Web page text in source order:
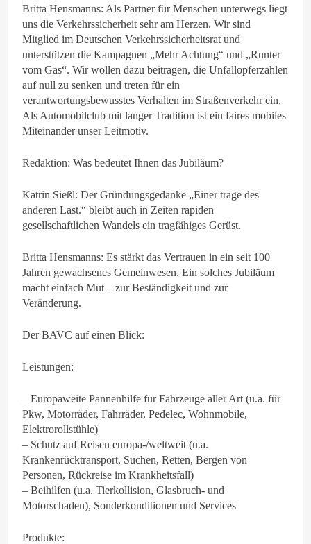
Britta Hensmanns: Als Partner für Menschen unterwegs liegt
uns die Verkehrssicherheit sehr am Herzen. Wir sind
Mitglied im Deutschen Verkehrssicherheitsrat und
unterstützen die Kampagnen „Mehr Achtung“ und „Runter
vom Gas“. Wir wollen dazu beitragen, die Unfallopferzahlen
auf null zu senken und treten für ein
verantwortungsbewusstes Verhalten im Straßenverkehr ein.
Als Automobilclub mit langer Tradition ist ein faires mobiles
Miteinander unser Leitmotiv.
Redaktion: Was bedeutet Ihnen das Jubiläum?
Katrin Sießl: Der Gründungsgedanke „Einer trage des
anderen Last.“ bleibt auch in Zeiten rapiden
gesellschaftlichen Wandels ein tragfähiges Gerüst.
Britta Hensmanns: Es stärkt das Vertrauen in ein seit 100
Jahren gewachsenes Gemeinwesen. Ein solches Jubiläum
macht einfach Mut – zur Beständigkeit und zur
Veränderung.
Der BAVC auf einen Blick:
Leistungen:
– Europaweite Pannenhilfe für Fahrzeuge aller Art (u.a. für
Pkw, Motorräder, Fahrräder, Pedelec, Wohnmobile,
Elektrorollstühle)
– Schutz auf Reisen europa-/weltweit (u.a.
Krankenrücktransport, Suchen, Retten, Bergen von
Personen, Rückreise im Krankheitsfall)
– Beihilfen (u.a. Tierkollision, Glasbruch- und
Motorschaden), Sonderkonditionen und Services
Produkte: